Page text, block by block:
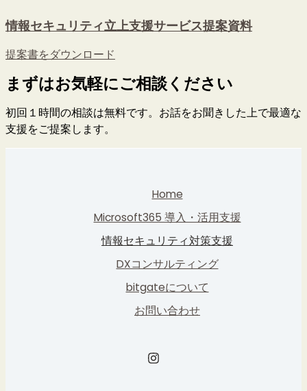
情報セキュリティ立上支援サービス提案資料
提案書をダウンロード
まずはお気軽にご相談ください
初回１時間の相談は無料です。お話をお聞きした上で最適な
支援をご提案します。
Home
Microsoft365 導入・活用支援
情報セキュリティ対策支援
DXコンサルティング
bitgateについて
お問い合わせ